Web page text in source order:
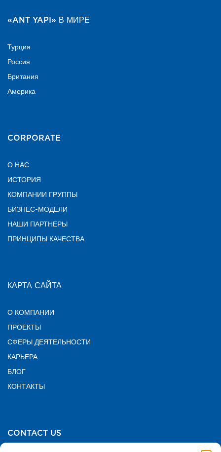
«ANT YAPI» В МИРЕ
Турция
Россия
Британия
Америка
CORPORATE
О НАС
ИСТОРИЯ
КОМПАНИИ ГРУППЫ
БИЗНЕС-МОДЕЛИ
НАШИ ПАРТНЕРЫ
ПРИНЦИПЫ КАЧЕСТВА
КАРТА САЙТА
О КОМПАНИИ
ПРОЕКТЫ
СФЕРЫ ДЕЯТЕЛЬНОСТИ
КАРЬЕРА
БЛОГ
КОНТАКТЫ
CONTACT US